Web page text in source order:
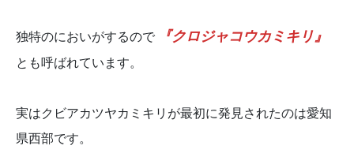
独特のにおいがするので 『クロジャコウカミキリ』
とも呼ばれています。
実はクビアカツヤカミキリが最初に発見されたのは愛知
県西部です。